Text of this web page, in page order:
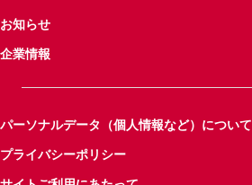
お知らせ
企業情報
パーソナルデータ（個人情報など）について
プライバシーポリシー